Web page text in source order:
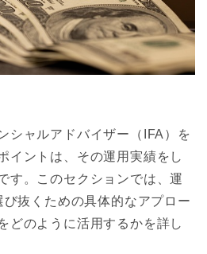
シャルアドバイザー（IFA）を
イントは、その運用実績をし
す。このセクションでは、運
抜くための具体的なアプロー
どのように活用するかを詳し